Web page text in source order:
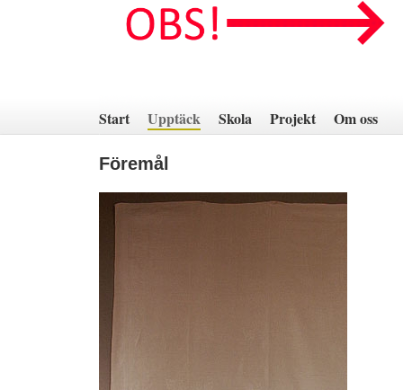
innehåll
Start Upptäck Skola Projekt Om oss
Föremål